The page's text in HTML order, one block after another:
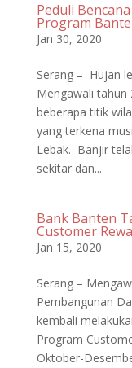
Peduli
Program
Jan 30, 2020
Serang – Hujan
Mengawali tahun
beberapa titik
yang terkena
Lebak. Banjir
sekitar dan...
Bank Banten
Customer
Jan 15, 2020
Serang –
Pembangunan
kembali
Program
Oktober-